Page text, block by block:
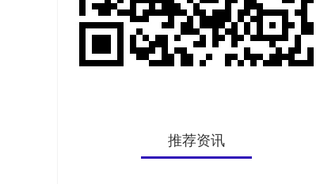
推荐资讯